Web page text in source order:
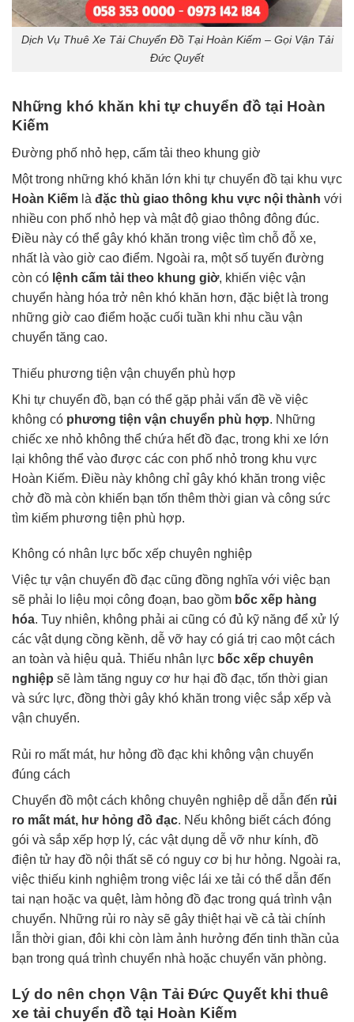
Dịch Vụ Thuê Xe Tải Chuyển Đồ Tại Hoàn Kiếm – Gọi Vận Tải
Đức Quyết
Những khó khăn khi tự chuyển đồ tại Hoàn
Kiếm
Đường phố nhỏ hẹp, cấm tải theo khung giờ
Một trong những khó khăn lớn khi tự chuyển đồ tại khu vực
Hoàn Kiếm là đặc thù giao thông khu vực nội thành với
nhiều con phố nhỏ hẹp và mật độ giao thông đông đúc.
Điều này có thể gây khó khăn trong việc tìm chỗ đỗ xe,
nhất là vào giờ cao điểm. Ngoài ra, một số tuyến đường
còn có lệnh cấm tải theo khung giờ, khiến việc vận
chuyển hàng hóa trở nên khó khăn hơn, đặc biệt là trong
những giờ cao điểm hoặc cuối tuần khi nhu cầu vận
chuyển tăng cao.
Thiếu phương tiện vận chuyển phù hợp
Khi tự chuyển đồ, bạn có thể gặp phải vấn đề về việc
không có phương tiện vận chuyển phù hợp. Những
chiếc xe nhỏ không thể chứa hết đồ đạc, trong khi xe lớn
lại không thể vào được các con phố nhỏ trong khu vực
Hoàn Kiếm. Điều này không chỉ gây khó khăn trong việc
chở đồ mà còn khiến bạn tốn thêm thời gian và công sức
tìm kiếm phương tiện phù hợp.
Không có nhân lực bốc xếp chuyên nghiệp
Việc tự vận chuyển đồ đạc cũng đồng nghĩa với việc bạn
sẽ phải lo liệu mọi công đoạn, bao gồm bốc xếp hàng
hóa. Tuy nhiên, không phải ai cũng có đủ kỹ năng để xử lý
các vật dụng cồng kềnh, dễ vỡ hay có giá trị cao một cách
an toàn và hiệu quả. Thiếu nhân lực bốc xếp chuyên
nghiệp sẽ làm tăng nguy cơ hư hại đồ đạc, tốn thời gian
và sức lực, đồng thời gây khó khăn trong việc sắp xếp và
vận chuyển.
Rủi ro mất mát, hư hỏng đồ đạc khi không vận chuyển
đúng cách
Chuyển đồ một cách không chuyên nghiệp dễ dẫn đến rủi
ro mất mát, hư hỏng đồ đạc. Nếu không biết cách đóng
gói và sắp xếp hợp lý, các vật dụng dễ vỡ như kính, đồ
điện tử hay đồ nội thất sẽ có nguy cơ bị hư hỏng. Ngoài ra,
việc thiếu kinh nghiệm trong việc lái xe tải có thể dẫn đến
tai nạn hoặc va quệt, làm hỏng đồ đạc trong quá trình vận
chuyển. Những rủi ro này sẽ gây thiệt hại về cả tài chính
lẫn thời gian, đôi khi còn làm ảnh hưởng đến tinh thần của
bạn trong quá trình chuyển nhà hoặc chuyển văn phòng.
Lý do nên chọn Vận Tải Đức Quyết khi thuê
xe tải chuyển đồ tại Hoàn Kiếm